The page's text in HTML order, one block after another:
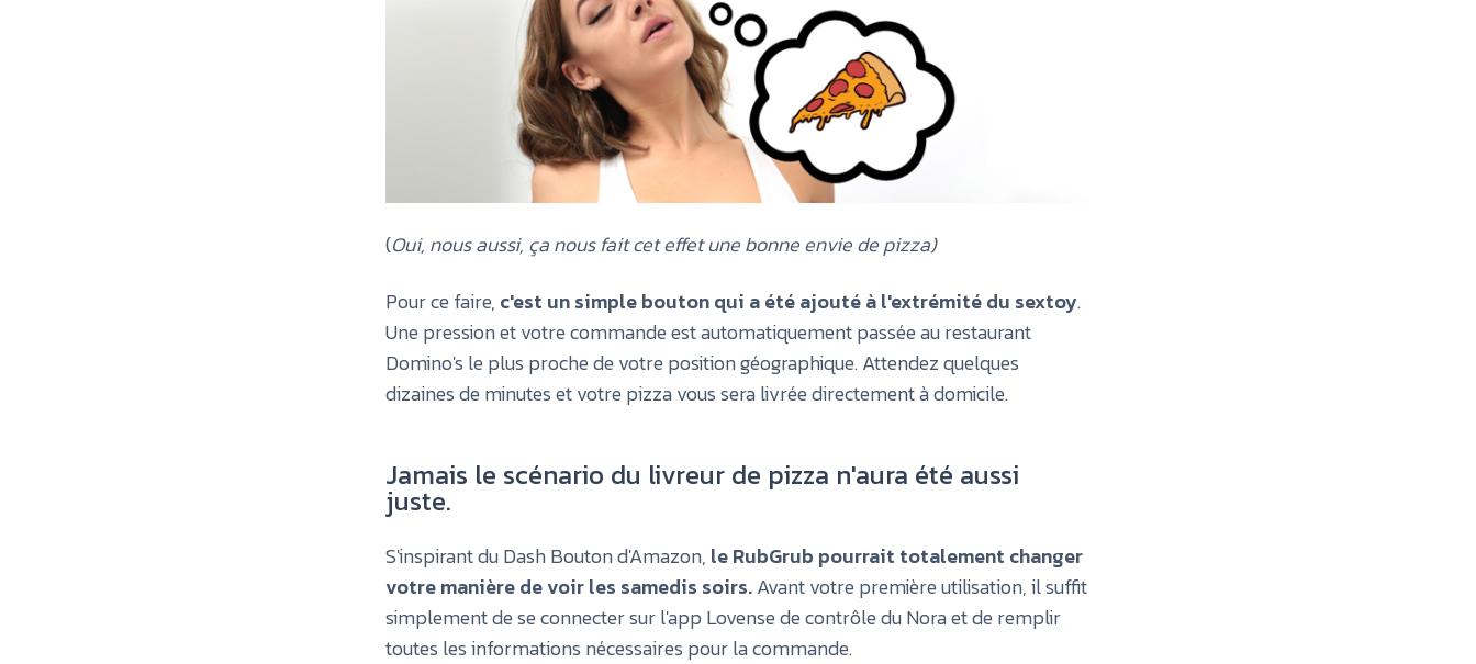
(Oui, nous aussi, ça nous fait cet effet une bonne envie de pizza)
Pour ce faire, c'est un simple bouton qui a été ajouté à l'extrémité du sextoy.
Une pression et votre commande est automatiquement passée au restaurant
Domino's le plus proche de votre position géographique. Attendez quelques
dizaines de minutes et votre pizza vous sera livrée directement à domicile.
Jamais le scénario du livreur de pizza n'aura été aussi
juste.
S'inspirant du Dash Bouton d'Amazon, le RubGrub pourrait totalement changer
votre manière de voir les samedis soirs.Avant votre première utilisation, il suffit
simplement de se connecter sur l'app Lovense de contrôle du Nora et de remplir
toutes les informations nécessaires pour la commande.